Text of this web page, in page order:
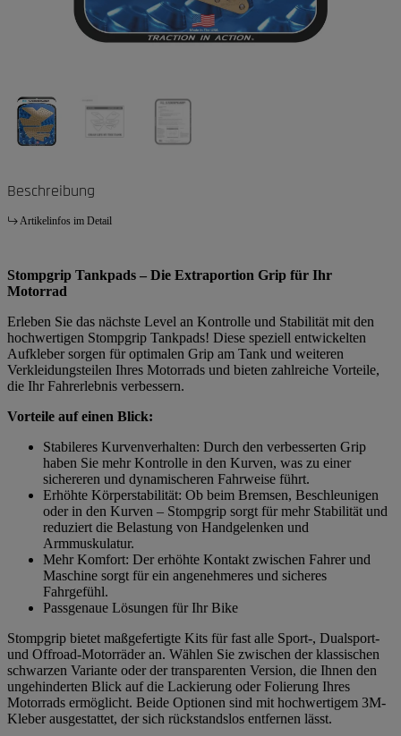
Beschreibung
Artikelinfos im Detail
Stompgrip Tankpads – Die Extraportion Grip für Ihr
Motorrad
Erleben Sie das nächste Level an Kontrolle und Stabilität mit den
hochwertigen Stompgrip Tankpads! Diese speziell entwickelten
Aufkleber sorgen für optimalen Grip am Tank und weiteren
Verkleidungsteilen Ihres Motorrads und bieten zahlreiche Vorteile,
die Ihr Fahrerlebnis verbessern.
Vorteile auf einen Blick:
Stabileres Kurvenverhalten: Durch den verbesserten Grip
haben Sie mehr Kontrolle in den Kurven, was zu einer
sichereren und dynamischeren Fahrweise führt.
Erhöhte Körperstabilität: Ob beim Bremsen, Beschleunigen
oder in den Kurven – Stompgrip sorgt für mehr Stabilität und
reduziert die Belastung von Handgelenken und
Armmuskulatur.
Mehr Komfort: Der erhöhte Kontakt zwischen Fahrer und
Maschine sorgt für ein angenehmeres und sicheres
Fahrgefühl.
Passgenaue Lösungen für Ihr Bike
Stompgrip bietet maßgefertigte Kits für fast alle Sport-, Dualsport-
und Offroad-Motorräder an. Wählen Sie zwischen der klassischen
schwarzen Variante oder der transparenten Version, die Ihnen den
ungehinderten Blick auf die Lackierung oder Folierung Ihres
Motorrads ermöglicht. Beide Optionen sind mit hochwertigem 3M-
Kleber ausgestattet, der sich rückstandslos entfernen lässt.